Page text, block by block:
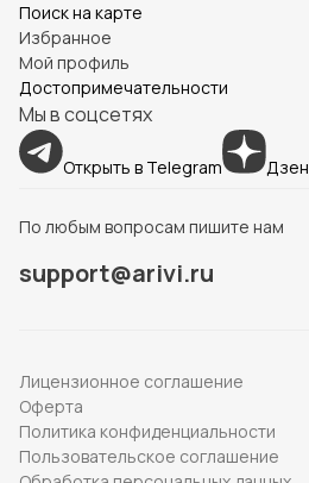
Поиск на карте
Избранное
Мой профиль
Достопримечательности
Мы в соцсетях
Открыть в Telegram Дзен
По любым вопросам пишите нам
support@arivi.ru
Лицензионное соглашение
Оферта
Политика конфиденциальности
Пользовательское соглашение